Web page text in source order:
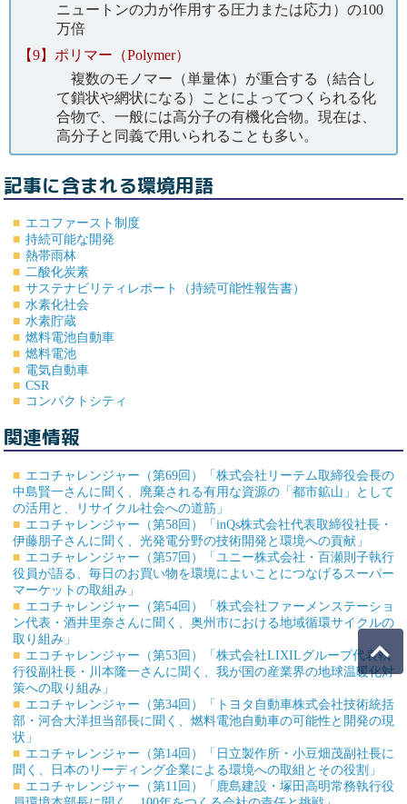
ニュートンの力が作用する圧力または応力）の100
万倍
【9】ポリマー（Polymer）
複数のモノマー（単量体）が重合する（結合し
て鎖状や網状になる）ことによってつくられる化
合物で、一般には高分子の有機化合物。現在は、
高分子と同義で用いられることも多い。
記事に含まれる環境用語
エコファースト制度
持続可能な開発
熱帯雨林
二酸化炭素
サステナビリティレポート（持続可能性報告書）
水素化社会
水素貯蔵
燃料電池自動車
燃料電池
電気自動車
CSR
コンパクトシティ
関連情報
エコチャレンジャー（第69回）「株式会社リーテム取締役会長の
中島賢一さんに聞く、廃棄される有用な資源の「都市鉱山」として
の活用と、リサイクル社会への道筋」
エコチャレンジャー（第58回）「inQs株式会社代表取締役社長・
伊藤朋子さんに聞く、光発電分野の技術開発と環境への貢献」
エコチャレンジャー（第57回）「ユニー株式会社・百瀬則子執行
役員が語る、毎日のお買い物を環境によいことにつなげるスーパー
マーケットの取組み」
エコチャレンジャー（第54回）「株式会社ファーメンステーショ
ン代表・酒井里奈さんに聞く、奥州市における地域循環サイクルの
取り組み」
エコチャレンジャー（第53回）「株式会社LIXILグループ代表執
行役副社長・川本隆一さんに聞く、我が国の産業界の地球温暖化対
策への取り組み」
エコチャレンジャー（第34回）「トヨタ自動車株式会社技術統括
部・河合大洋担当部長に聞く、燃料電池自動車の可能性と開発の現
状」
エコチャレンジャー（第14回）「日立製作所・小豆畑茂副社長に
聞く、日本のリーディング企業による環境への取組とその役割」
エコチャレンジャー（第11回）「鹿島建設・塚田高明常務執行役